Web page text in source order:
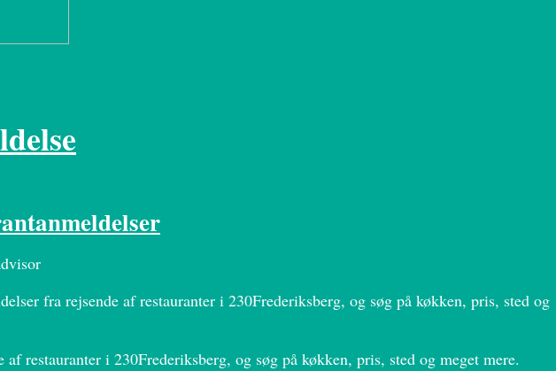
fra rejsende af restauranter i 230Frederiksberg, og søg på køkken, pris, sted og
restauranter i 230Frederiksberg, og søg på køkken, pris, sted og meget mere.